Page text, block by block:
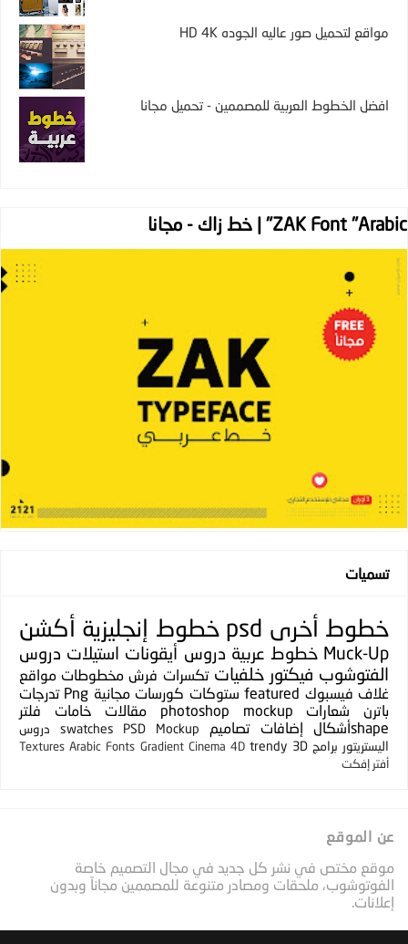
مواقع لتحميل صور عاليه الجوده HD 4K
افضل الخطوط العربية للمصممين - تحميل مجانا
ZAK Font "Arabic" | خط زاك - مجانا
تسميات
خطوط أخرى psd خطوط إنجليزية أكشن
Muck-Up خطوط عربية دروس أيقونات استيلات دروس
الفتوشوب فيكتور خلفيات تكسرات فرش مخطوطات مواقع
غلاف فيسبوك featured ستوكات كورسات مجانية Png تدرجات
باترن
شعارات photoshop mockup مقالات خامات
فلتر
shapeأشكال
إضافات تصاميم PSD Mockup
swatches
دروس
اليستريتور برامج 3D
trendy
Cinema 4D
Gradient
Arabic Fonts
Textures
أفتر إفكت
عن الموقع
موقع مختص في نشر كل جديد في مجال التصميم خاصة
الفوتوشوب، ملحقات ومصادر متنوعة للمصممين مجاناً وبدون
إعلانات.